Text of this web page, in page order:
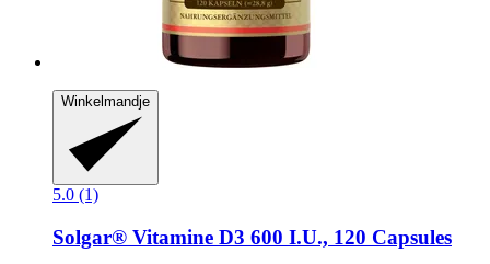
Winkelmandje
5.0 (1)
Solgar® Vitamine D3 600 I.U., 120 Capsules